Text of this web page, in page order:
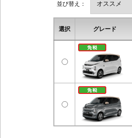
並び替え：
選択 グレード